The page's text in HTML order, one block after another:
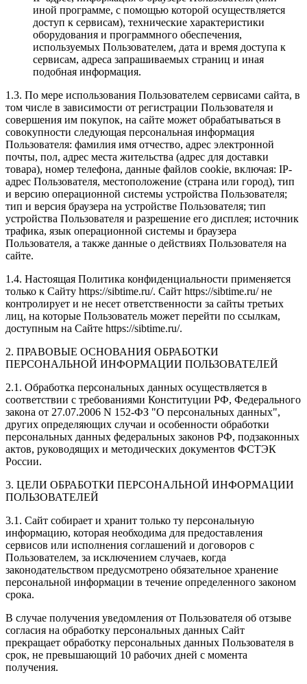
иной программе, с помощью которой осуществляется
доступ к сервисам), технические характеристики
оборудования и программного обеспечения,
используемых Пользователем, дата и время доступа к
сервисам, адреса запрашиваемых страниц и иная
подобная информация.
1.3. По мере использования Пользователем сервисами сайта, в
том числе в зависимости от регистрации Пользователя и
совершения им покупок, на сайте может обрабатываться в
совокупности следующая персональная информация
Пользователя: фамилия имя отчество, адрес электронной
почты, пол, адрес места жительства (адрес для доставки
товара), номер телефона, данные файлов cookie, включая: IP-
адрес Пользователя, местоположение (страна или город), тип
и версию операционной системы устройства Пользователя;
тип и версия браузера на устройстве Пользователя; тип
устройства Пользователя и разрешение его дисплея; источник
трафика, язык операционной системы и браузера
Пользователя, а также данные о действиях Пользователя на
сайте.
1.4. Настоящая Политика конфиденциальности применяется
только к Сайту https://sibtime.ru/. Сайт https://sibtime.ru/ не
контролирует и не несет ответственности за сайты третьих
лиц, на которые Пользователь может перейти по ссылкам,
доступным на Сайте https://sibtime.ru/.
2. ПРАВОВЫЕ ОСНОВАНИЯ ОБРАБОТКИ
ПЕРСОНАЛЬНОЙ ИНФОРМАЦИИ ПОЛЬЗОВАТЕЛЕЙ
2.1. Обработка персональных данных осуществляется в
соответствии с требованиями Конституции РФ, Федерального
закона от 27.07.2006 N 152-ФЗ "О персональных данных",
других определяющих случаи и особенности обработки
персональных данных федеральных законов РФ, подзаконных
актов, руководящих и методических документов ФСТЭК
России.
3. ЦЕЛИ ОБРАБОТКИ ПЕРСОНАЛЬНОЙ ИНФОРМАЦИИ
ПОЛЬЗОВАТЕЛЕЙ
3.1. Сайт собирает и хранит только ту персональную
информацию, которая необходима для предоставления
сервисов или исполнения соглашений и договоров с
Пользователем, за исключением случаев, когда
законодательством предусмотрено обязательное хранение
персональной информации в течение определенного законом
срока.
В случае получения уведомления от Пользователя об отзыве
согласия на обработку персональных данных Сайт
прекращает обработку персональных данных Пользователя в
срок, не превышающий 10 рабочих дней с момента
получения.